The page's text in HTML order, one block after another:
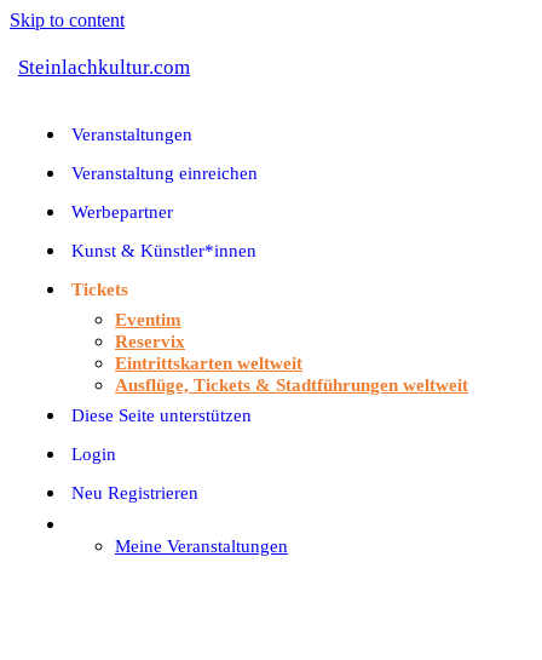
Skip to content
Steinlachkultur.com
Veranstaltungen
Veranstaltung einreichen
Werbepartner
Kunst & Künstler*innen
Tickets
Eventim
Reservix
Eintrittskarten weltweit
Ausflüge, Tickets & Stadtführungen weltweit
Diese Seite unterstützen
Login
Neu Registrieren
Meine Veranstaltungen